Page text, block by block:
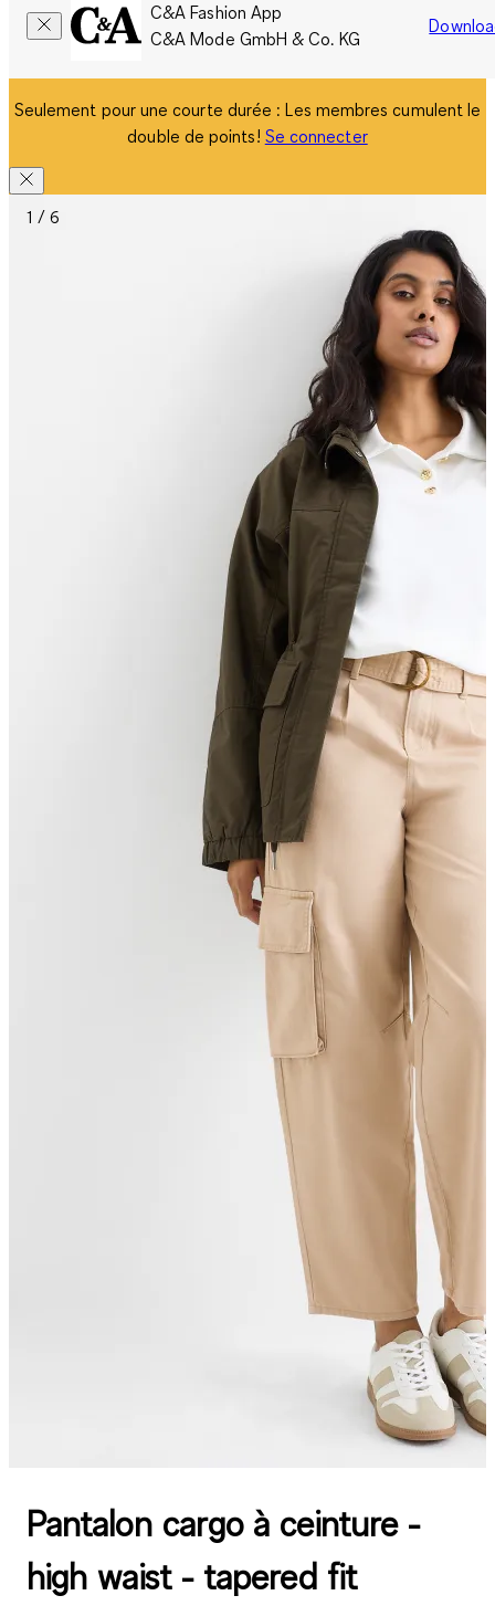
C&A Fashion App
C&A Mode GmbH & Co. KG
Seulement pour une courte durée : Les membres cumulent le
double de points! Se connecter
1 / 6
Pantalon cargo à ceinture -
high waist - tapered fit